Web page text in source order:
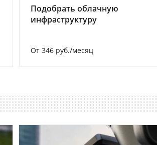
Подобрать облачную
инфраструктуру
От 346 руб./месяц